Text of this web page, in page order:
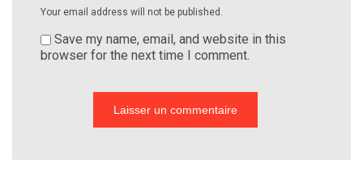
Your email address will not be published.
Save my name, email, and website in this
browser for the next time I comment.